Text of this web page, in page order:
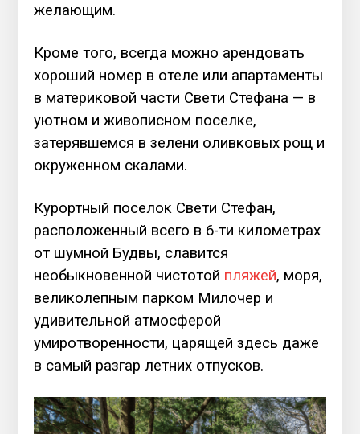
желающим.
Кроме того, всегда можно арендовать
хороший номер в отеле или апартаменты
в материковой части Свети Стефана — в
уютном и живописном поселке,
затерявшемся в зелени оливковых рощ и
окруженном скалами.
Курортный поселок Свети Стефан,
расположенный всего в 6-ти километрах
от шумной Будвы, славится
необыкновенной чистотой пляжей, моря,
великолепным парком Милочер и
удивительной атмосферой
умиротворенности, царящей здесь даже
в самый разгар летних отпусков.